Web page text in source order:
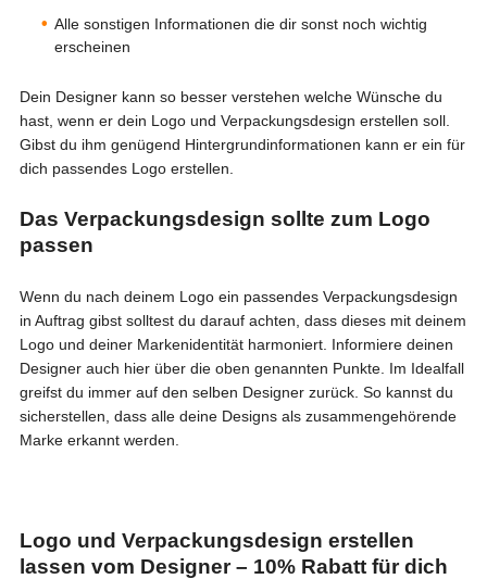
Alle sonstigen Informationen die dir sonst noch wichtig
erscheinen
Dein Designer kann so besser verstehen welche Wünsche du
hast, wenn er dein Logo und Verpackungsdesign erstellen soll.
Gibst du ihm genügend Hintergrundinformationen kann er ein für
dich passendes Logo erstellen.
Das Verpackungsdesign sollte zum Logo
passen
Wenn du nach deinem Logo ein passendes Verpackungsdesign
in Auftrag gibst solltest du darauf achten, dass dieses mit deinem
Logo und deiner Markenidentität harmoniert. Informiere deinen
Designer auch hier über die oben genannten Punkte. Im Idealfall
greifst du immer auf den selben Designer zurück. So kannst du
sicherstellen, dass alle deine Designs als zusammengehörende
Marke erkannt werden.
Logo und Verpackungsdesign erstellen
lassen vom Designer – 10% Rabatt für dich